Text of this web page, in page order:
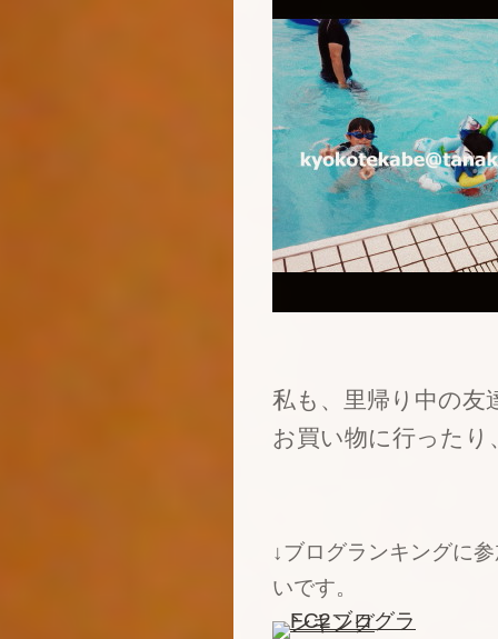
私も、里帰り中の友
お買い物に行った
↓ブログランキングに
いです。